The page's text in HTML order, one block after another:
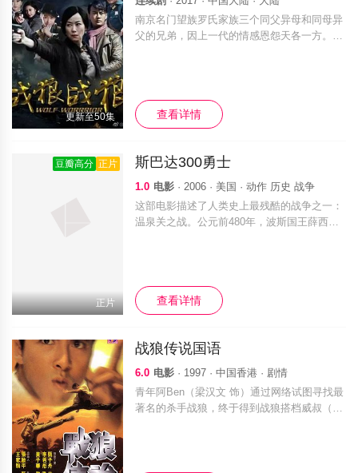
更新至50集
南京名门望族罗氏家族三个同父异母和同母异
父的兄弟，因上一代的情感恩怨天各一方。19
查看详情
豆瓣高分 正片
正片
斯巴达300勇士
1.0 电影 · 2006 · 美国 · 动作 历史 战争
这部电影描述了人类史上最残酷的战争之一：
温泉关之战。公元前480年，波斯国王薛西斯
查看详情
战狼传说国语
6.0 电影 · 1997 · 中国香港 · 剧情
青年阿Ben（梁汉文 饰）通过网络试图寻找最
著名的杀手战狼，终于得到战狼搭档威叔（黄